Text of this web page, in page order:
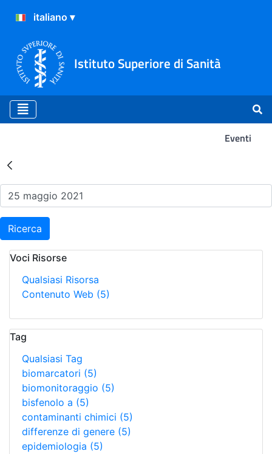
Istituto Superiore di Sanità
Eventi
Risultati della Ricerca -
Ricerca
Voci Risorse
Qualsiasi Risorsa
Contenuto Web (5)
Tag
Qualsiasi Tag
biomarcatori (5)
biomonitoraggio (5)
bisfenolo a (5)
contaminanti chimici (5)
differenze di genere (5)
epidemiologia (5)